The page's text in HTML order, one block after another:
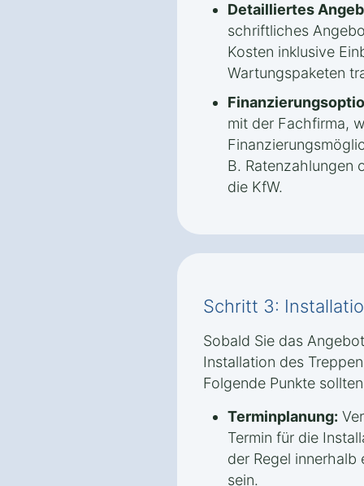
Detailliertes
schriftliches
Kosten inklusive
Wartungspaketen
mit der Fachfirma,
B. Ratenzahlungen
die KfW.
Schritt 3:
Sobald Sie das
Installation des
Folgende Punkte
Terminplanung:
Termin für die
der Regel innerhalb
sein.